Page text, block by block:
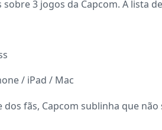
3 jogos da Capcom. A lista
/ iPad / Mac
fãs, Capcom sublinha que